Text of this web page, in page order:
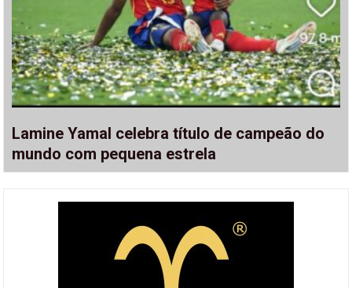
Lamine Yamal celebra título de campeão do
mundo com pequena estrela